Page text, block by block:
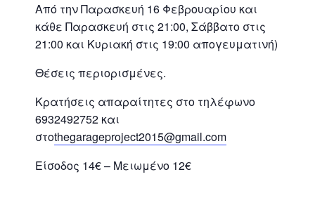
Από την Παρασκευή 16 Φεβρουαρίου και
κάθε Παρασκευή στις 21:00, Σάββατο στις
21:00 και Κυριακή στις 19:00 απογευματινή)
Θέσεις περιορισμένες.
Κρατήσεις απαραίτητες στο τηλέφωνο
6932492752 και
στοthegarageproject2015@gmail.com
Είσοδος 14€ – Μειωμένο 12€